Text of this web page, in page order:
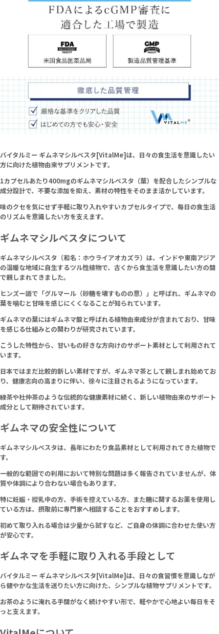
バイタルミー ギムネマシルベスタ[VitalMe]は、日々の食生活を意識したい
方に向けた植物由来サプリメントです。
1カプセルあたり400mgのギムネマシルベスタ（葉）を配合したシンプルな
成分設計で、不要な添加を抑え、素材の特性をそのまま活かしています。
味のクセを気にせず手軽に取り入れやすいカプセルタイプで、毎日の食生活
のリズムを意識したい方を支えます。
ギムネマシルベスタについて
ギムネマシルベスタ（和名：ホウライアオカズラ）は、インドや東南アジア
の温暖な地域に自生するツル性植物で、古くから食生活を意識したい方の間
で親しまれてきました。
ヒンズー語で「グルマール（砂糖を壊すものの意）」と呼ばれ、ギムネマの
葉を噛むと甘味を感じにくくなることが知られています。
ギムネマの葉にはギムネマ酸と呼ばれる植物由来成分が含まれており、甘味
を感じる仕組みとの関わりが研究されています。
こうした特性から、甘いもの好きな方向けのサポート素材として利用されて
います。
日本ではまだ比較的新しい素材ですが、ギムネマ茶として親しまれ始めてお
り、健康志向の高まりに伴い、徐々に注目されるようになっています。
緑茶や杜仲茶のような伝統的な健康素材に続く、新しい植物由来のサポート
成分として期待されています。
ギムネマの安全性について
ギムネマシルベスタは、長年にわたり食品素材として利用されてきた植物で
す。
一般的な範囲での利用において特別な問題は多く報告されていませんが、体
質や体調により合わない場合もあります。
特に妊娠・授乳中の方、手術を控えている方、また糖に関するお薬を使用し
ている方は、摂取前に専門家へ相談することをおすすめします。
初めて取り入れる場合は少量から試すなど、ご自身の体調に合わせた使い方
が安心です。
ギムネマを手軽に取り入れる手段として
バイタルミー ギムネマシルベスタ[VitalMe]は、日々の食習慣を意識しなが
ら健やかな生活を送りたい方に向けた、シンプルな植物サプリメントです。
お茶のように淹れる手間がなく続けやすい形で、軽やかで心地よい毎日をそ
っと支えます。